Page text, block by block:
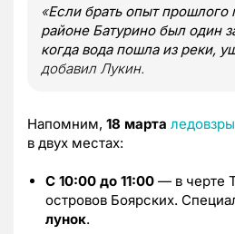
«Если брать опыт прошлого
районе Батурино был один
когда вода пошла из реки,
добавил Лукин.
Напомним, 18 марта
в двух местах:
С 10:00 до 11:00 — в черте
островов Боярских.
лунок.